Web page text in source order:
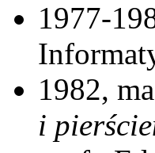
1977-
1982,
i